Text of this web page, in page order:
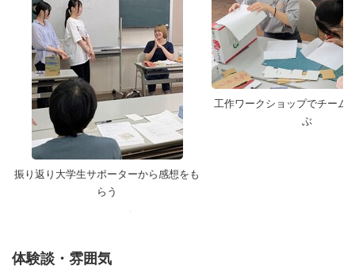
振り返り大学生サポーターから感想をも
らう
工作ワークショップでチーム
ぶ
体験談・雰囲気